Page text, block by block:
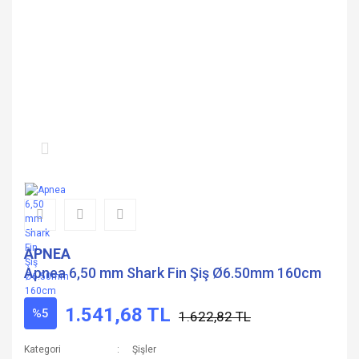
APNEA
Apnea 6,50 mm Shark Fin Şiş Ø6.50mm 160cm
%5 1.541,68 TL 1.622,82 TL
Kategori Şişler